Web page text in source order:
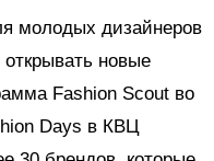
молодых дизайнеров
новые
Fashion Scout во
Days в КВЦ